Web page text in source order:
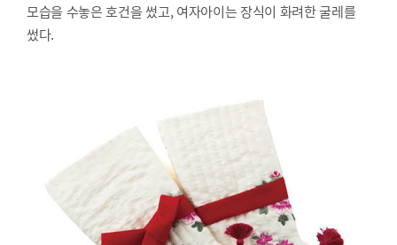
모습을 수놓은 호건을 썼고, 여자아이는 장식이 화려한 굴레를
썼다.